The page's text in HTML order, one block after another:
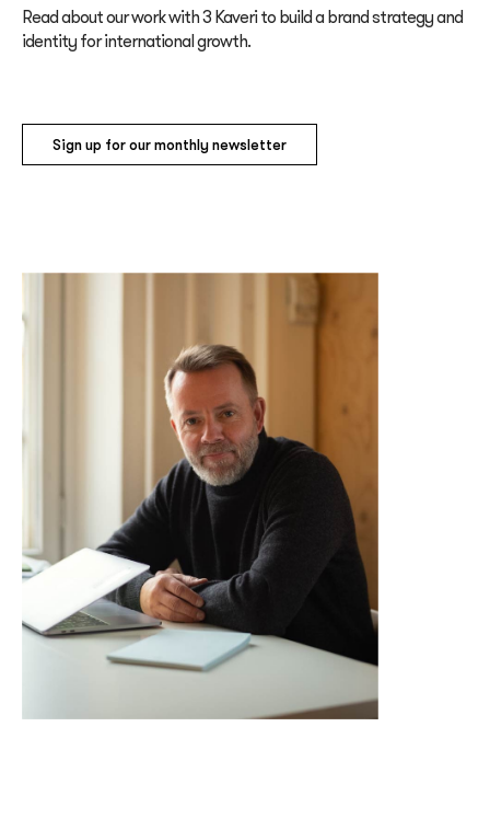
Read about our work with 3 Kaveri to build a brand strategy and
identity for international growth.
Sign up for our monthly newsletter